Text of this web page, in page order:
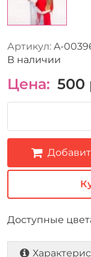
Артикул: A-
В наличии
Цена: 500
Доступные